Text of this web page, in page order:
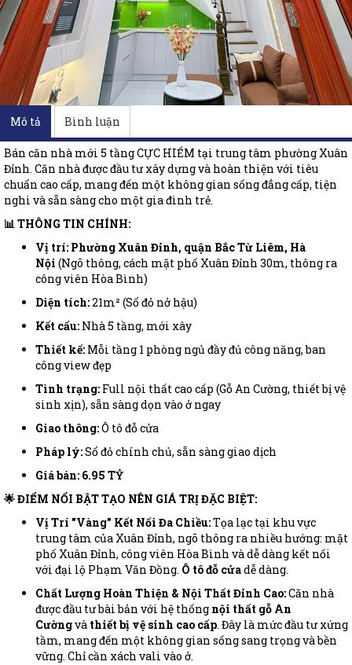
Mô tả Bình luận
Bán căn nhà mới 5 tầng CỰC HIẾM tại trung tâm phường Xuân
Đỉnh. Căn nhà được đầu tư xây dựng và hoàn thiện với tiêu
chuẩn cao cấp, mang đến một không gian sống đẳng cấp, tiện
nghi và sẵn sàng cho một gia đình trẻ.
📊 THÔNG TIN CHÍNH:
Vị trí: Phường Xuân Đỉnh, quận Bắc Từ Liêm, Hà
Nội (Ngõ thông, cách mặt phố Xuân Đỉnh 30m, thông ra
công viên Hòa Bình)
Diện tích:21m² (Sổ đỏ nở hậu)
Kết cấu: Nhà 5 tầng, mới xây
Thiết kế: Mỗi tầng 1 phòng ngủ đầy đủ công năng, ban
công view đẹp
Tình trạng: Full nội thất cao cấp (Gỗ An Cường, thiết bị vệ
sinh xịn), sẵn sàng dọn vào ở ngay
Giao thông:Ô tô đỗ cửa
Pháp lý:Sổ đỏ chính chủ, sẵn sàng giao dịch
Giá bán: 6.95 TỶ
🌟 ĐIỂM NỔI BẬT TẠO NÊN GIÁ TRỊ ĐẶC BIỆT:
Vị Trí "Vàng" Kết Nối Đa Chiều:Tọa lạc tại khu vực
trung tâm của Xuân Đỉnh, ngõ thông ra nhiều hướng: mặt
phố Xuân Đỉnh, công viên Hòa Bình và dễ dàng kết nối
với đại lộ Phạm Văn Đồng. Ô tô đỗ cửadễ dàng.
Chất Lượng Hoàn Thiện & Nội Thất Đỉnh Cao:Căn nhà
được đầu tư bài bản với hệ thống nội thất gỗ An
Cườngvà thiết bị vệ sinh cao cấp. Đây là mức đầu tư xứng
tầm, mang đến một không gian sống sang trọng và bền
vững. Chỉ cần xách vali vào ở.